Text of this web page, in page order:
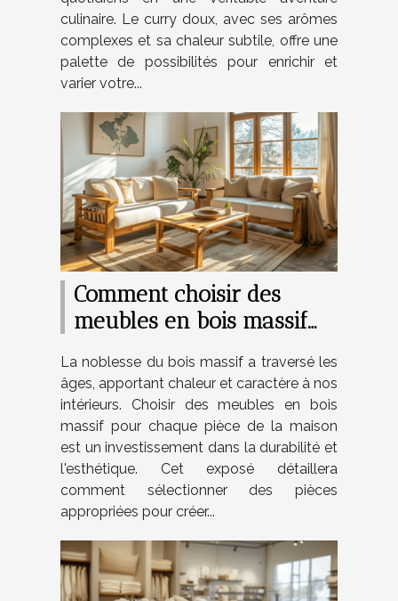
culinaire. Le curry doux, avec ses arômes
complexes et sa chaleur subtile, offre une
palette de possibilités pour enrichir et
varier votre...
Comment choisir des
meubles en bois massif
maison
La noblesse du bois massif a traversé les
âges, apportant chaleur et caractère à nos
intérieurs. Choisir des meubles en bois
massif pour chaque pièce de la maison
est un investissement dans la durabilité et
l'esthétique. Cet exposé détaillera
comment sélectionner des pièces
appropriées pour créer...